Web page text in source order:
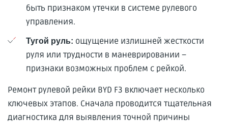
быть признаком утечки в системе рулевого
управления.
Тугой руль: ощущение излишней жесткости
руля или трудности в маневрировании –
признаки возможных проблем с рейкой.
Ремонт рулевой рейки BYD F3 включает несколько
ключевых этапов. Сначала проводится тщательная
диагностика для выявления точной причины